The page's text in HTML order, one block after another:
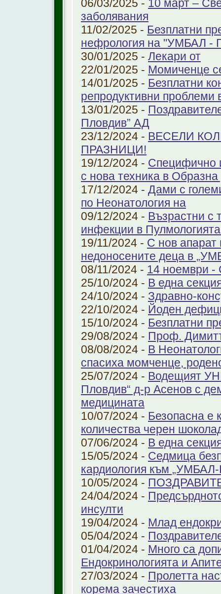
06/03/2025 - 10 март –
заболявания
11/02/2025 - Безплатни
нефрология на "УМБАЛ -
30/01/2025 - Лекари от
22/01/2025 - Момиченце
14/01/2025 - Безплатни
репродуктивни
13/01/2025 -
Пловдив” АД
23/12/2024 - ВЕСЕЛИ
ПРАЗНИЦИ!
19/12/2024 - Специфично
с нова техника в Образна
17/12/2024 - Дами с
по Неонатология на
09/12/2024 - Възрастни с
инфекции в
19/11/2024 - С нов
недоносените деца в
08/11/2024 - 14 ноември -
25/10/2024 - В една
24/10/2024 - Здравно-
22/10/2024 - Йоден
15/10/2024 - Безплатни
29/08/2024 - Проф.
08/08/2024 - В
спасиха момченце,
25/07/2024 - Водещият
Пловдив“ д-р Асенов с
медицината
10/07/2024 - Безопасна е
количества черен
07/06/2024 - В една
15/05/2024 - Седмица
кардиология към
10/05/2024 -
24/04/2024 -
инсулти
19/04/2024 - Млад
05/04/2024 -
01/04/2024 - Много са
Ендокринологията и
27/03/2024 - Пролетта
корема зачестиха